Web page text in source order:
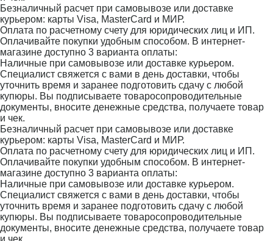
Безналичный расчет при самовывозе или доставке
курьером: карты Visa, MasterCard и МИР.
Оплата по расчетному счету для юридических лиц и ИП.
Оплачивайте покупки удобным способом. В интернет-
магазине доступно 3 варианта оплаты:
Наличные при самовывозе или доставке курьером.
Специалист свяжется с вами в день доставки, чтобы
уточнить время и заранее подготовить сдачу с любой
купюры. Вы подписываете товаросопроводительные
документы, вносите денежные средства, получаете товар
и чек.
Безналичный расчет при самовывозе или доставке
курьером: карты Visa, MasterCard и МИР.
Оплата по расчетному счету для юридических лиц и ИП.
Оплачивайте покупки удобным способом. В интернет-
магазине доступно 3 варианта оплаты:
Наличные при самовывозе или доставке курьером.
Специалист свяжется с вами в день доставки, чтобы
уточнить время и заранее подготовить сдачу с любой
купюры. Вы подписываете товаросопроводительные
документы, вносите денежные средства, получаете товар
и чек.